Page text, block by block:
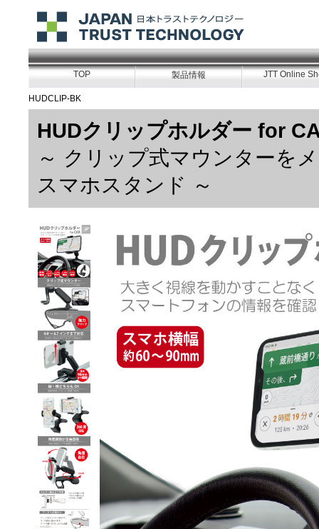
TOP 製品情報 JTT Online
HUDCLIP-BK
HUDクリップホルダー for
～ クリップ式マウンターを
スマホスタンド ～